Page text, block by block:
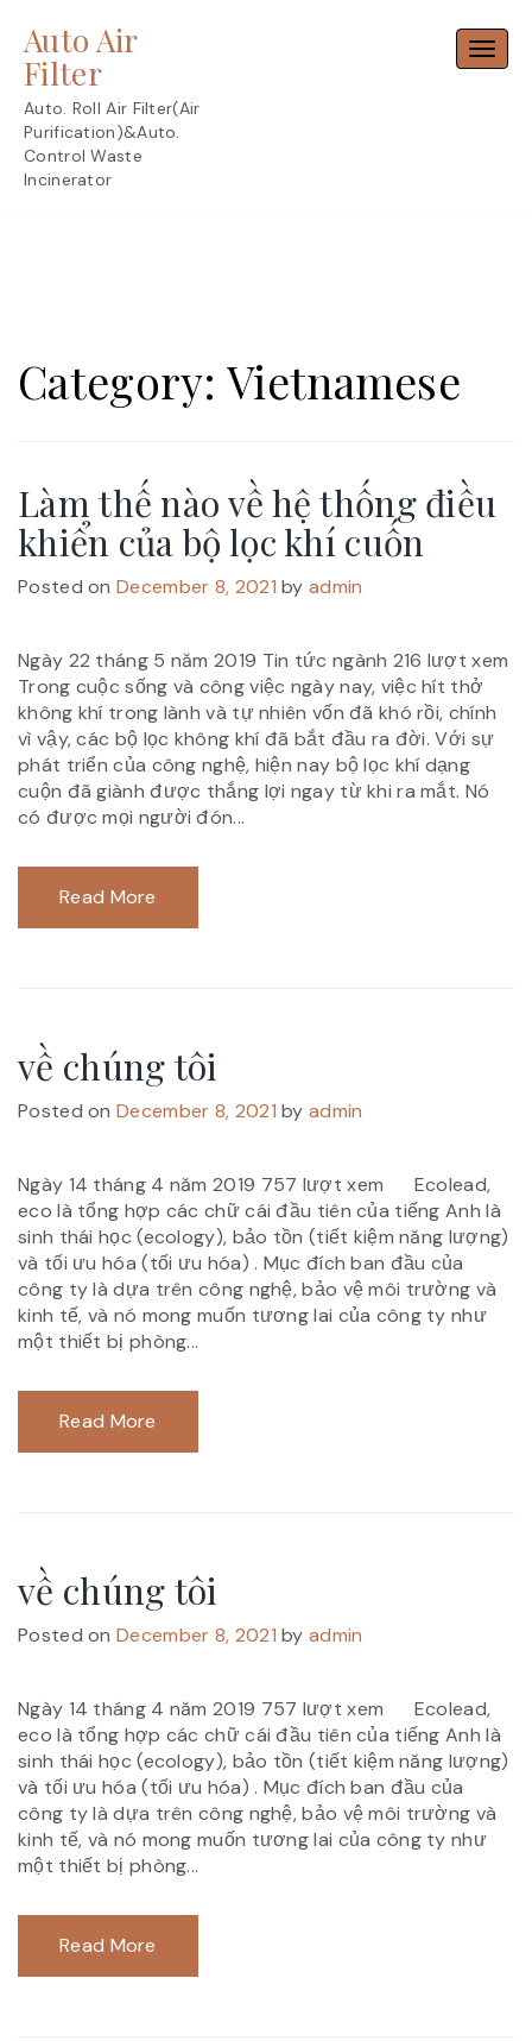
content
Auto Air
Filter
Auto. Roll Air Filter(Air
Purification)&Auto.
Control Waste
Incinerator
Category:Vietnamese
Làm thế nào về hệ thống điều
khiển của bộ lọc khí cuốn
Posted onDecember 8, 2021 byadmin
Ngày 22 tháng 5 năm 2019 Tin tức ngành 216 lượt xem
Trong cuộc sống và công việc ngày nay, việc hít thở
không khí trong lành và tự nhiên vốn đã khó rồi, chính
vì vậy, các bộ lọc không khí đã bắt đầu ra đời. Với sự
phát triển của công nghệ, hiện nay bộ lọc khí dạng
cuộn đã giành được thắng lợi ngay từ khi ra mắt. Nó
có được mọi người đón...
Read More
về chúng tôi
Posted onDecember 8, 2021 byadmin
Ngày 14 tháng 4 năm 2019 757 lượt xem Ecolead,
eco là tổng hợp các chữ cái đầu tiên của tiếng Anh là
sinh thái học (ecology), bảo tồn (tiết kiệm năng lượng)
và tối ưu hóa (tối ưu hóa) . Mục đích ban đầu của
công ty là dựa trên công nghệ, bảo vệ môi trường và
kinh tế, và nó mong muốn tương lai của công ty như
một thiết bị phòng...
Read More
về chúng tôi
Posted onDecember 8, 2021 byadmin
Ngày 14 tháng 4 năm 2019 757 lượt xem Ecolead,
eco là tổng hợp các chữ cái đầu tiên của tiếng Anh là
sinh thái học (ecology), bảo tồn (tiết kiệm năng lượng)
và tối ưu hóa (tối ưu hóa) . Mục đích ban đầu của
công ty là dựa trên công nghệ, bảo vệ môi trường và
kinh tế, và nó mong muốn tương lai của công ty như
một thiết bị phòng...
Read More